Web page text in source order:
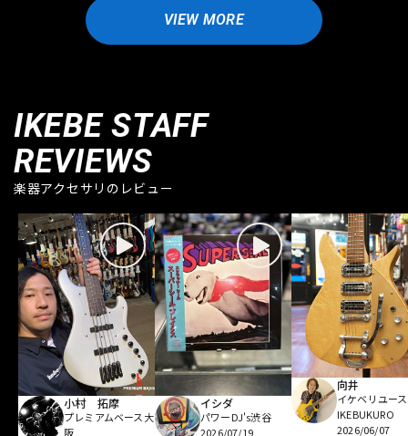
VIEW MORE
IKEBE STAFF
REVIEWS
楽器アクセサリのレビュー
小村 拓摩
プレミアムベース大
阪
イシダ
パワーDJ's渋谷
2026/07/19
向井
イケベリユース
IKEBUKURO
2026/06/07